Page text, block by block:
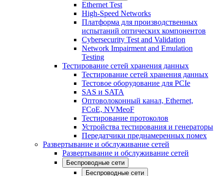
Ethernet Test
High-Speed Networks
Платформа для производственных
испытаний оптических компонентов
Cybersecurity Test and Validation
Network Impairment and Emulation
Testing
Тестирование сетей хранения данных
Тестирование сетей хранения данных
Тестовое оборудование для PCIe
SAS и SATA
Оптоволоконный канал, Ethernet,
FCoE, NVMeoF
Тестирование протоколов
Устройства тестирования и генераторы
Передатчики преднамеренных помех
Развертывание и обслуживание сетей
Развертывание и обслуживание сетей
Беспроводные сети
Беспроводные сети